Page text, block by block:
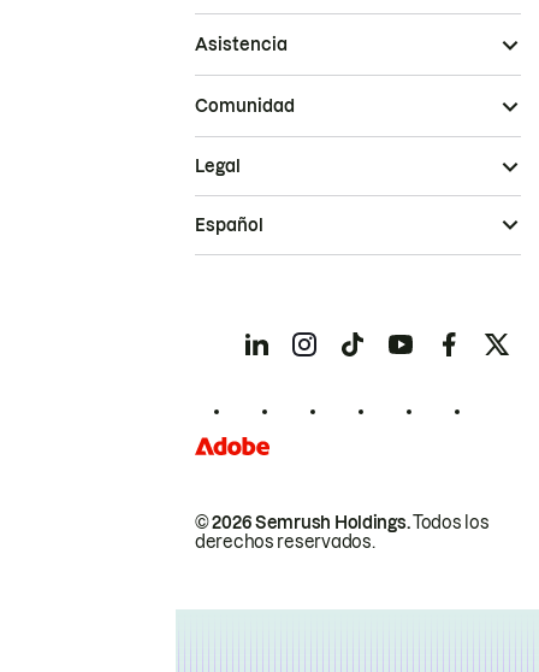
Asistencia
Comunidad
© 2026 Semrush Holdings.Todos los
derechos reservados.
Legal
Español